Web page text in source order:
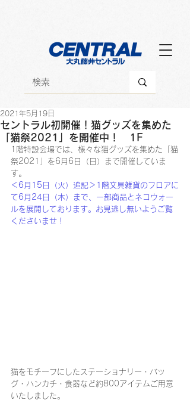
セントラル初開催！猫グッズを集めた
「猫祭2021」を開催中！ 1F
2021年5月19日
1階特設会場では、様々な猫グッズを集めた「猫
祭2021」を6月6日（日）まで開催していま
す。
＜6月15日（火）追記＞1階文具雑貨のフロアに
て6月24日（木）まで、一部商品とネコウォー
ルを展開しております。お見逃し無いようご覧
くださいませ！
猫をモチーフにしたステーショナリー・バッ
グ・ハンカチ・食器など約800アイテムご用意
いたしました。